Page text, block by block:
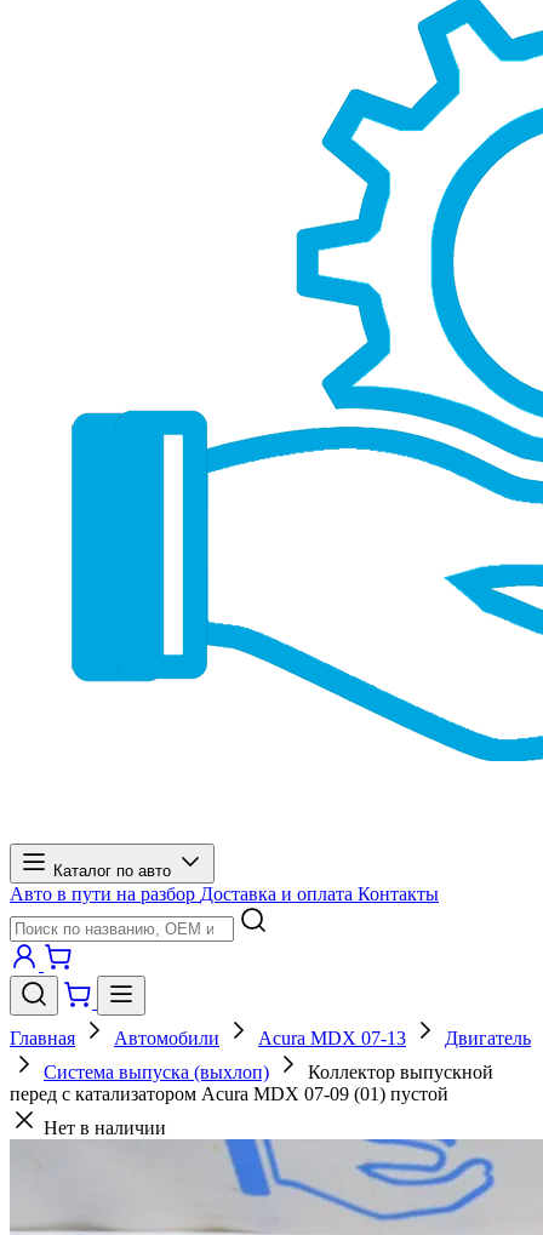
Каталог по авто
Авто в пути на разбор Доставка и оплата Контакты
Главная Автомобили Acura MDX 07-13
Двигатель
Система выпуска (выхлоп)
Коллектор выпускной
перед с катализатором Acura MDX 07-09 (01) пустой
Нет в наличии